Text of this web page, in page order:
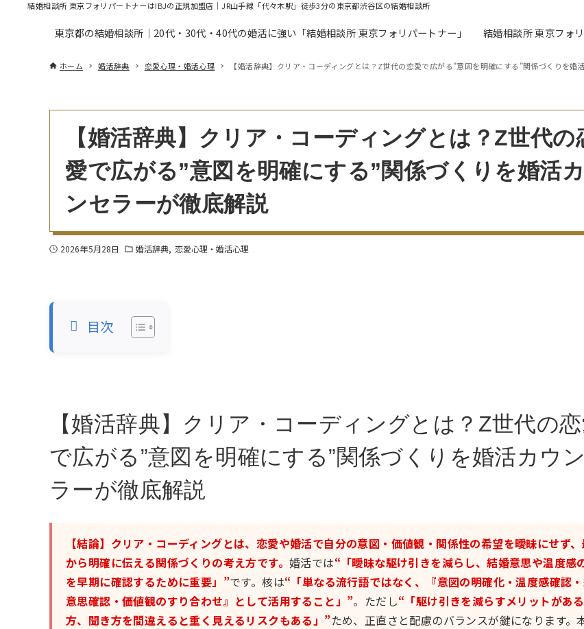
結婚相談所 東京フォリパートナーはIBJの正規加盟店｜JR山手線「代々木駅」徒歩3分の東京都渋谷区の結婚相談所
東京都の結婚相談所｜20代・30代・40代の婚活に強い「結婚相談所 東京フォリパートナー」 結婚相談所 東京フォ
ホーム 婚活辞典 恋愛心理・婚活心理 【婚活辞典】クリア・コーディングとは？Z世代の恋愛で広がる”意図を明確にする”関係づくりを婚
【婚活辞典】クリア・コーディングとは？Z世代の
愛で広がる”意図を明確にする”関係づくりを婚活
ンセラーが徹底解説
2026年5月28日 婚活辞典 恋愛心理・婚活心理
目次
【婚活辞典】クリア・コーディングとは？Z世代の
で広がる”意図を明確にする”関係づくりを婚活カウ
ラーが徹底解説
【結論】クリア・コーディングとは、恋愛や婚活で自分の意図・価値観・関係性の希望を曖昧にせず
から明確に伝える関係づくりの考え方です。 婚活では“「曖昧な駆け引きを減らし、結婚意思や温度感
を早期に確認するために重要」”です。核は“「単なる流行語ではなく、『意図の明確化・温度感確認
意思確認・価値観のすり合わせ』として活用すること」”。ただし“「駆け引きを減らすメリットがあ
方、聞き方を間違えると重く見えるリスクもある」”ため、正直さと配慮のバランスが鍵になります。